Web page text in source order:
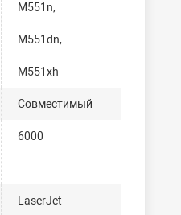
M551n,
M551dn,
M551xh
Совместимый
6000
LaserJet